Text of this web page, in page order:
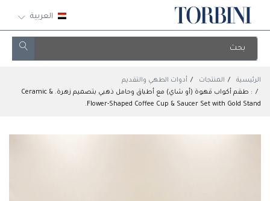
العربية
الرئيسية المنتجات
أدوات الطهي والتقديم
: طقم أكواب قهوة (أو شاي) مع أطباق وحامل ذهبي بتصميم زهرة. & Ceramic
Flower-Shaped Coffee Cup & Saucer Set with Gold Stand.